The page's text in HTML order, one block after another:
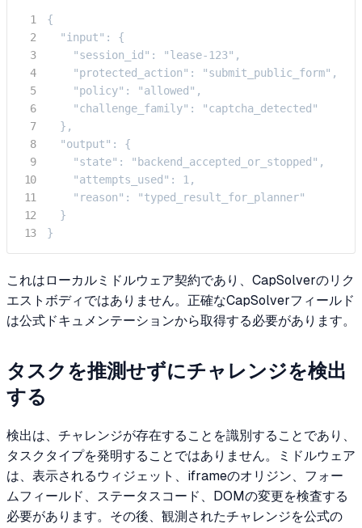
{
  "input": {
    "session_id": "lease-123",
    "protected_action": "submit_public_form",
    "policy": "allowed",
    "challenge_family": "captcha_detected"
  },
  "output": {
    "state": "backend_accepted_or_stopped",
    "attempts_used": 1,
    "reason": "typed_result_for_planner"
  }
}
これはローカルミドルウェア契約であり、CapSolverのリク
エストボディではありません。正確なCapSolverフィールド
は公式ドキュメンテーションから取得する必要があります。
タスクを推測せずにチャレンジを検出
する
検出は、チャレンジが存在することを識別することであり、
タスクタイプを発明することではありません。ミドルウェア
は、表示されるウィジェット、iframeのオリジン、フォー
ムフィールド、ステータスコード、DOMの変更を検査する
必要があります。その後、観測されたチャレンジを公式の